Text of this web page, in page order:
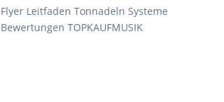
Flyer Leitfaden Tonnadeln Systeme
Bewertungen TOPKAUFMUSIK